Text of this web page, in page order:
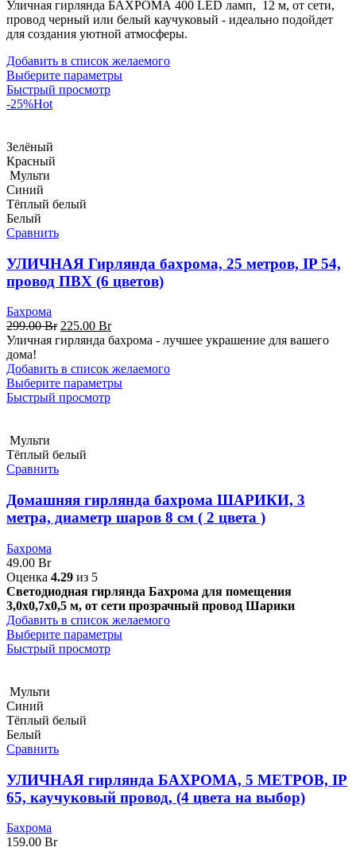
319.00 Br.
Уличная гирлянда БАХРОМА 400 LED ламп, 12 м, от сети,
провод черный или белый каучуковый - идеально подойдет
для создания уютной атмосферы.
Добавить в список желаемого
Выберите параметры
Быстрый просмотр
-25%Hot
Зелёный
Красный
Мульти
Синий
Тёплый белый
Белый
Сравнить
УЛИЧНАЯ Гирлянда бахрома, 25 метров, IP 54,
провод ПВХ (6 цветов)
Бахрома
299.00Br Первоначальная
цена
299.00 Br.
225.00 BrТекущая
цена:
Уличная гирлянда бахрома - лучшее украшение для вашего
дома!
Добавить в список желаемого
Выберите параметры
Быстрый просмотр
Мульти
Тёплый белый
Сравнить
Домашняя гирлянда бахрома ШАРИКИ, 3
метра, диаметр шаров 8 см ( 2 цвета )
Бахрома
49.00 Br
Оценка 4.29 из 5
Светодиодная гирлянда Бахрома для помещения
3,0х0,7х0,5 м, от сети прозрачный провод Шарики
Добавить в список желаемого
Выберите параметры
Быстрый просмотр
Мульти
Синий
Тёплый белый
Белый
Сравнить
УЛИЧНАЯ гирлянда БАХРОМА, 5 МЕТРОВ, IP
65, каучуковый провод, (4 цвета на выбор)
Бахрома
159.00 Br